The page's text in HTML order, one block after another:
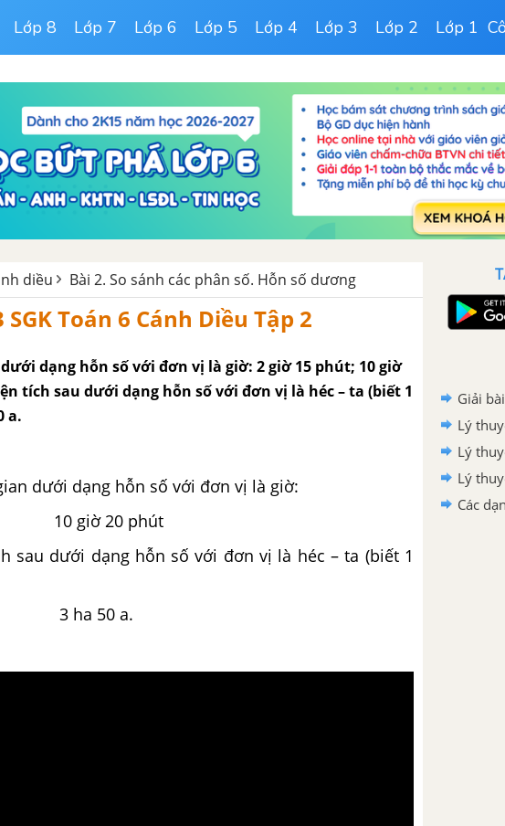
Lớp 8 Lớp 7 Lớp 6 Lớp 5 Lớp 4 Lớp 3 Lớp 2 Lớp 1
diều Bài 2. So sánh các phân số. Hỗn số dương
Toán 6 Cánh Diều Tập 2
dạng hỗn số với đơn vị là giờ: 2 giờ 15 phút; 10 giờ
tích sau dưới dạng hỗn số với đơn vị là héc – ta (biết 1
a.
dưới dạng hỗn số với đơn vị là giờ:
giờ 20 phút
sau dưới dạng hỗn số với đơn vị là héc – ta (biết 1
50 a.
Các